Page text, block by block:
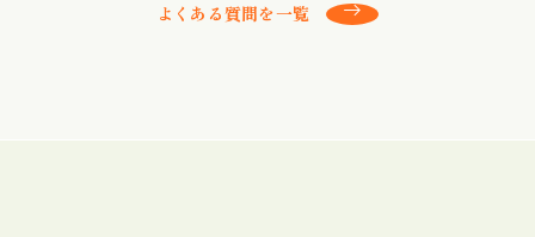
よくある質問を一覧